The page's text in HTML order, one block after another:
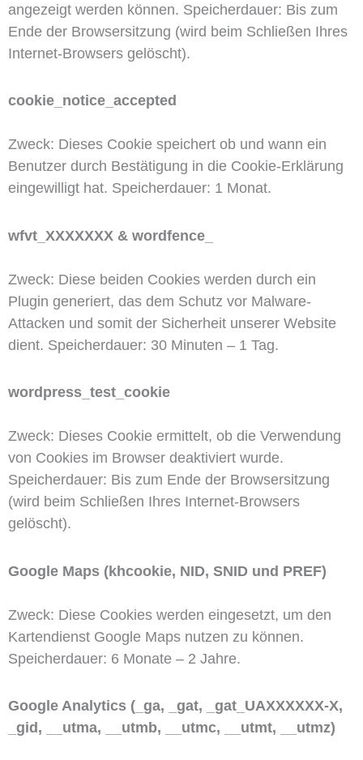
angezeigt werden können. Speicherdauer: Bis zum
Ende der Browsersitzung (wird beim Schließen Ihres
Internet-Browsers gelöscht).
cookie_notice_accepted
Zweck: Dieses Cookie speichert ob und wann ein
Benutzer durch Bestätigung in die Cookie-Erklärung
eingewilligt hat. Speicherdauer: 1 Monat.
wfvt_XXXXXXX & wordfence_
Zweck: Diese beiden Cookies werden durch ein
Plugin generiert, das dem Schutz vor Malware-
Attacken und somit der Sicherheit unserer Website
dient. Speicherdauer: 30 Minuten – 1 Tag.
wordpress_test_cookie
Zweck: Dieses Cookie ermittelt, ob die Verwendung
von Cookies im Browser deaktiviert wurde.
Speicherdauer: Bis zum Ende der Browsersitzung
(wird beim Schließen Ihres Internet-Browsers
gelöscht).
Google Maps (khcookie, NID, SNID und PREF)
Zweck: Diese Cookies werden eingesetzt, um den
Kartendienst Google Maps nutzen zu können.
Speicherdauer: 6 Monate – 2 Jahre.
Google Analytics (_ga, _gat, _gat_UAXXXXXX-X,
_gid, __utma, __utmb, __utmc, __utmt, __utmz)